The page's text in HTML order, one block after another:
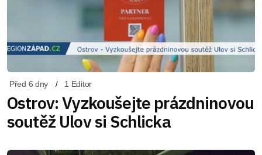
Před 6 dny 1 Editor
Ostrov: Vyzkoušejte prázdninovou
soutěž Ulov si Schlicka